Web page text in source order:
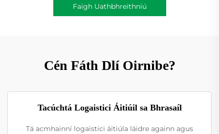
Faigh Uathbhreithniú
Cén Fáth Dlí Oirnibe?
Tacúchtá Logaistici Áitiúil sa Bhrasaíl
Tá acmhainní logaistici áitiúla láidre againn agus